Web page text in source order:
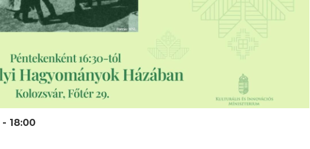
- 18:00